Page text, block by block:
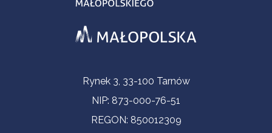
Informacje kontaktoweRynek 3, 33-100 Tarnów
NIP: 873-000-76-51
REGON: 850012309